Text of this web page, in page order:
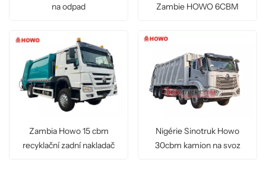
na odpad
Zambie HOWO 6CBM
Zambia Howo 15 cbm
recyklační zadní nakladač
Nigérie Sinotruk Howo
30cbm kamion na svoz